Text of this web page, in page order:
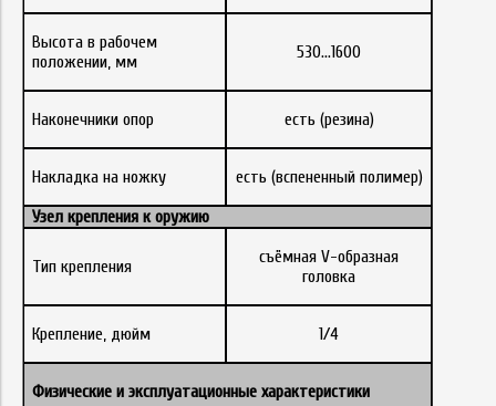
Высота в рабочем
положении, мм
530...1600
Наконечники опор есть (резина)
Накладка на ножку
есть (вспененный полимер)
Узел крепления к оружию
Тип крепления
съёмная V-образная
головка
Крепление, дюйм 1/4
Физические и эксплуатационные характеристики